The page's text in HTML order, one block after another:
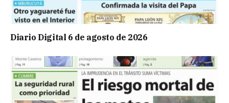
Diario Digital 6 de agosto de 2026